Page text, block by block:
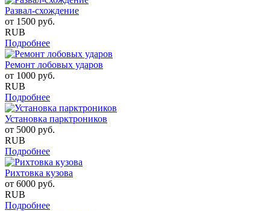
Развал-схождение
от 1500 руб.
RUB
Подробнее
Ремонт лобовых ударов
от 1000 руб.
RUB
Подробнее
Установка парктроников
от 5000 руб.
RUB
Подробнее
Рихтовка кузова
от 6000 руб.
RUB
Подробнее